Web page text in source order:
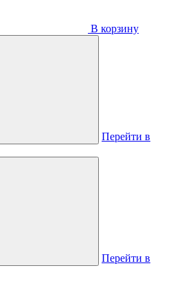
В корзину
Перейти в
Перейти в